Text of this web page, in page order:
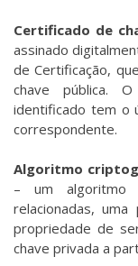
Certificado de
assinado
de Certificação,
chave pública.
identificado tem o
correspondente.
Algoritmo
– um algoritmo
relacionadas,
propriedade de
chave privada a